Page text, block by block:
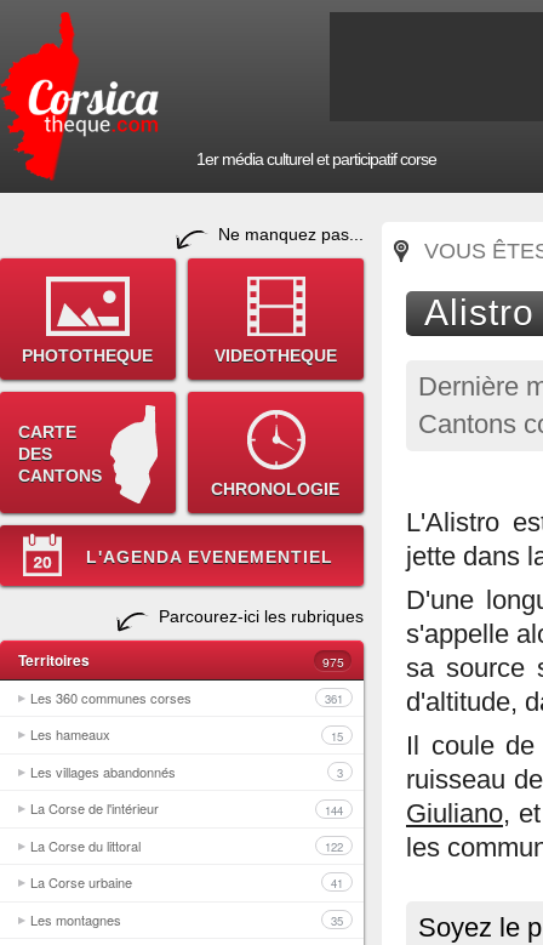
1er média culturel et participatif corse
Ne manquez pas...
PHOTOTHEQUE VIDEOTHEQUE
CARTE
DES
CANTONS
CHRONOLOGIE
L'AGENDA EVENEMENTIEL
Parcourez-ici les rubriques
Territoires 975
Les 360 communes corses 361
Les hameaux 15
Les villages abandonnés 3
La Corse de l'intérieur 144
La Corse du littoral 122
La Corse urbaine 41
Les montagnes 35
VOUS
Alistro
Dernière
Cantons
L'Alistro
jette dans
D'une
s'appelle
sa source
d'altitude,
Il coule de
ruisseau
Giuliano,
les
Soyez le